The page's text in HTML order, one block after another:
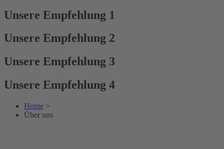
Unsere Empfehlung 1
Unsere Empfehlung 2
Unsere Empfehlung 3
Unsere Empfehlung 4
Home >
Über uns